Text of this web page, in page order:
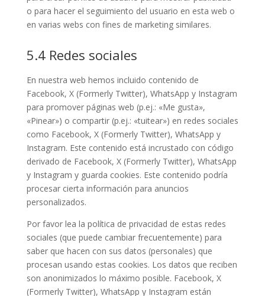
o para hacer el seguimiento del usuario en esta web o
en varias webs con fines de marketing similares.
5.4 Redes sociales
En nuestra web hemos incluido contenido de
Facebook, X (Formerly Twitter), WhatsApp y Instagram
para promover páginas web (p.ej.: «Me gusta»,
«Pinear») o compartir (p.ej.: «tuitear») en redes sociales
como Facebook, X (Formerly Twitter), WhatsApp y
Instagram. Este contenido está incrustado con código
derivado de Facebook, X (Formerly Twitter), WhatsApp
y Instagram y guarda cookies. Este contenido podría
procesar cierta información para anuncios
personalizados.
Por favor lea la política de privacidad de estas redes
sociales (que puede cambiar frecuentemente) para
saber que hacen con sus datos (personales) que
procesan usando estas cookies. Los datos que reciben
son anonimizados lo máximo posible. Facebook, X
(Formerly Twitter), WhatsApp y Instagram están